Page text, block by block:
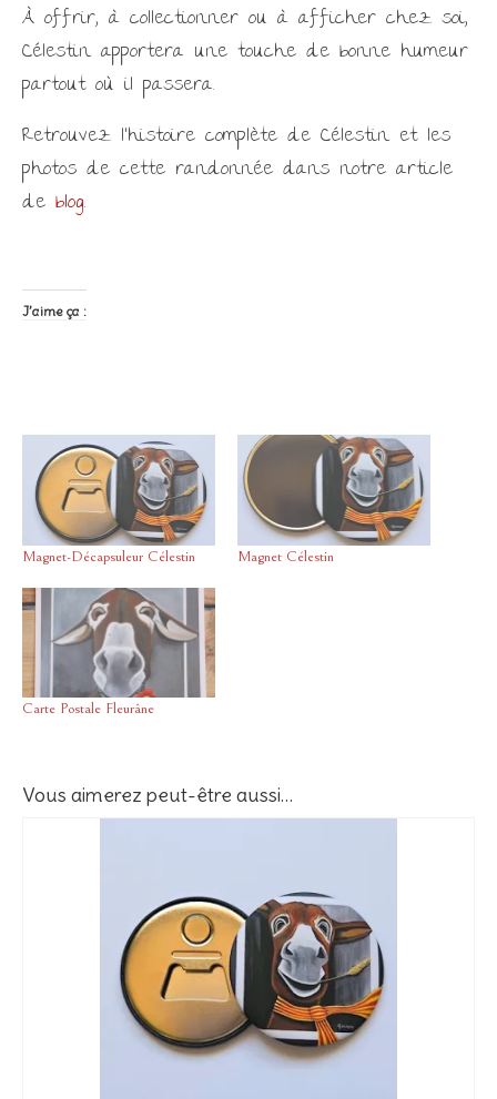
À offrir, à collectionner ou à afficher chez soi,
Célestin apportera une touche de bonne humeur
partout où il passera.
Retrouvez l’histoire complète de Célestin et les
photos de cette randonnée dans notre article
de blog.
J’aime ça :
Magnet-Décapsuleur Célestin Magnet Célestin
Carte Postale Fleurâne
Vous aimerez peut-être aussi…